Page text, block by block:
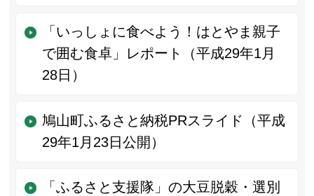
「いっしょに食べよう！はとやま親子
で囲む食卓」レポート（平成29年1月
28日）
鳩山町ふるさと納税PRスライド（平成
29年1月23日公開）
「ふるさと支援隊」の大豆脱穀・選別